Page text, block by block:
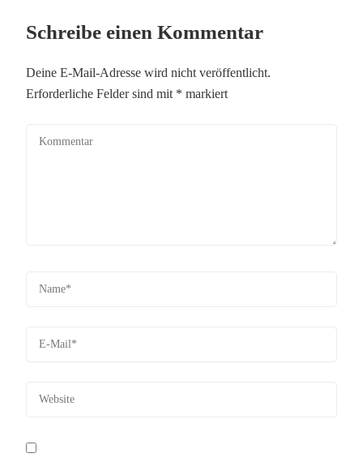
Schreibe einen Kommentar
Deine E-Mail-Adresse wird nicht veröffentlicht.
Erforderliche Felder sind mit * markiert